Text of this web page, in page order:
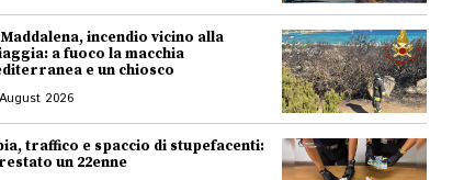
incendio vicino alla
a fuoco la macchia
e un chiosco
2026
traffico e spaccio di stupefacenti:
un 22enne